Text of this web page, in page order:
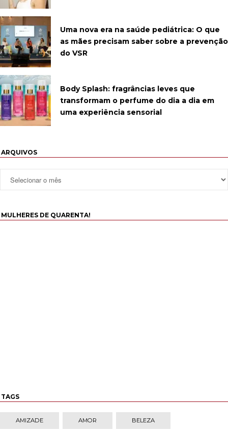
Uma nova era na saúde pediátrica: O que
as mães precisam saber sobre a prevenção
do VSR
Body Splash: fragrâncias leves que
transformam o perfume do dia a dia em
uma experiência sensorial
ARQUIVOS
MULHERES DE QUARENTA!
TAGS
AMIZADE AMOR BELEZA